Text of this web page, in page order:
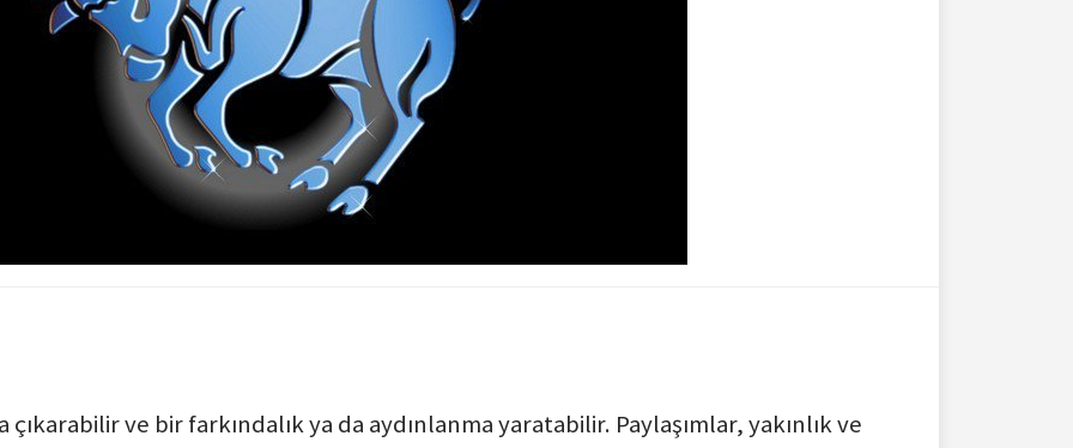
ve bir farkındalık ya da aydınlanma yaratabilir. Paylaşımlar, yakınlık ve